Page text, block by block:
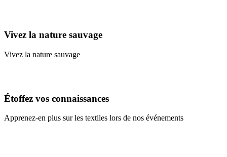
Vivez la nature sauvage
Vivez la nature sauvage
Étoffez vos connaissances
Apprenez-en plus sur les textiles lors de nos événements